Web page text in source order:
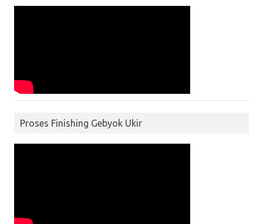
Proses Finishing Gebyok Ukir